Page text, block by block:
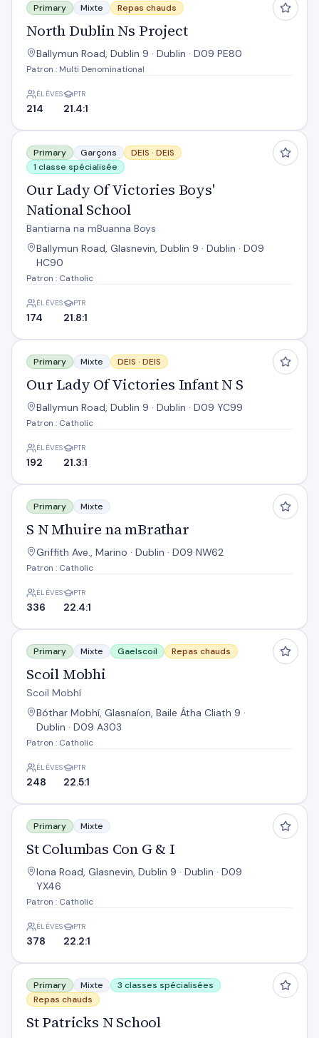
Primary Mixte Repas chauds
North Dublin Ns Project
Ballymun Road, Dublin 9 · Dublin · D09 PE80
Patron : Multi Denominational
ÉLÈVES
214
PTR
21.4:1
Our Lady Of Victories Boys' National School
Primary Garçons DEIS · DEIS
1 classe spécialisée
Our Lady Of Victories Boys'
National School
Bantiarna na mBuanna Boys
Ballymun Road, Glasnevin, Dublin 9 · Dublin · D09
HC90
Patron : Catholic
ÉLÈVES
174
PTR
21.8:1
Our Lady Of Victories Infant N S
Primary Mixte DEIS · DEIS
Our Lady Of Victories Infant N S
Ballymun Road, Dublin 9 · Dublin · D09 YC99
Patron : Catholic
ÉLÈVES
192
PTR
21.3:1
S N Mhuire na mBrathar
Primary Mixte
S N Mhuire na mBrathar
Griffith Ave., Marino · Dublin · D09 NW62
Patron : Catholic
ÉLÈVES
336
PTR
22.4:1
Scoil Mobhi
Primary Mixte Gaelscoil Repas chauds
Scoil Mobhi
Scoil Mobhí
Bóthar Mobhí, Glasnaíon, Baile Átha Cliath 9 ·
Dublin · D09 A303
Patron : Catholic
ÉLÈVES
248
PTR
22.5:1
St Columbas Con G & I
Primary Mixte
St Columbas Con G & I
Iona Road, Glasnevin, Dublin 9 · Dublin · D09
YX46
Patron : Catholic
ÉLÈVES
378
PTR
22.2:1
St Patricks N School
Primary Mixte
3 classes spécialisées
Repas chauds
St Patricks N School